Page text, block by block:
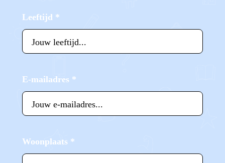
Leeftijd *
E-mailadres *
Woonplaats *